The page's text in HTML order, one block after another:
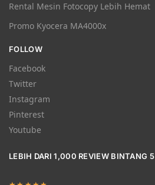
Rental Mesin Fotocopy Lebih Hemat
Promo Kyocera MA4000x
FOLLOW
Facebook
Twitter
Instagram
Pinterest
Youtube
LEBIH DARI 1,000 REVIEW BINTANG 5